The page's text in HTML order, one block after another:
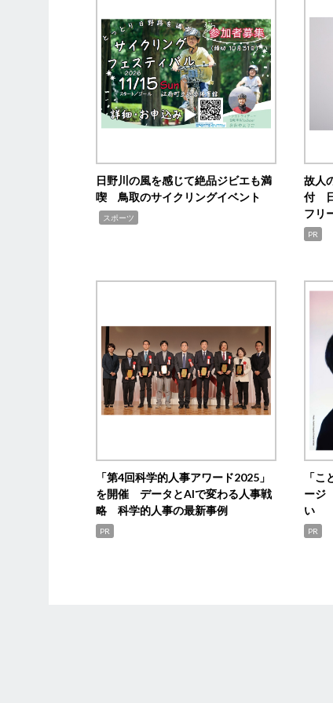
日野川の風を感じて絶品ジビエも満
喫 鳥取のサイクリングイベント
スポーツ
故人
付 日
フリ
PR
「第4回科学的人事アワード2025」
を開催 データとAIで変わる人事戦
略 科学的人事の最新事例
PR
「
ージ
い
PR